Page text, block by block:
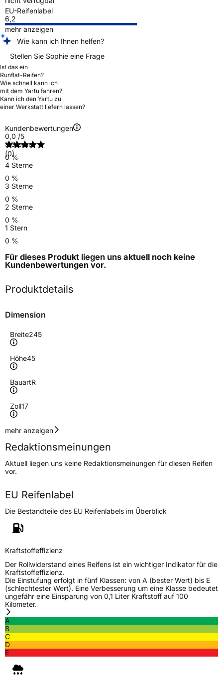
EU-Reifenlabel
6,2
mehr anzeigen
Wie kann ich Ihnen helfen?
Stellen Sie Sophie eine Frage
Ist das ein
Runflat-Reifen?
Wie schnell kann ich
mit dem Yartu fahren?
Kann ich den Yartu zu
einer Werkstatt liefern lassen?
Kundenbewertungen
0,0 /5
(0)
5 Sterne
0 %
4 Sterne
0 %
3 Sterne
0 %
2 Sterne
0 %
1 Stern
0 %
Für dieses Produkt liegen uns aktuell noch keine
Kundenbewertungen vor.
Produktdetails
Dimension
Breite245
Höhe45
BauartR
Zoll17
Geschwindigkeitsindex
Höchstgeschwindigkeit
270 km/h
Lastindex99
Höchstlast775 kg
Generelle Merkmale
Fahrzeugtyp
VerwendungSommerreifen
ModellnameZuperEco Z107
FahrzeugartPKW & SUV
Weitere Eigenschaften
SchlauchtypTL
ZustandNeureifen
Verstärkt
mehr anzeigen
Redaktionsmeinungen
Aktuell liegen uns keine Redaktionsmeinungen für diesen Reifen
vor.
EU Reifenlabel
Die Bestandteile des EU Reifenlabels im Überblick
Kraftstoffeffizienz
Der Rollwiderstand eines Reifens ist ein wichtiger Indikator für die
Kraftstoffeffizienz.
Die Einstufung erfolgt in fünf Klassen: von A (bester Wert) bis E
(schlechtester Wert). Eine Verbesserung um eine Klasse bedeutet
ungefähr eine Einsparung von 0,1 Liter Kraftstoff auf 100
Kilometer.
A
B
C
D
E